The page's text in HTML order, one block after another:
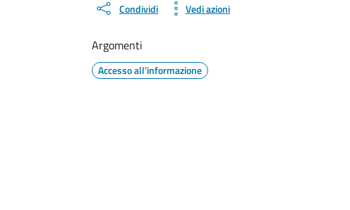
Condividi Vedi azioni
Argomenti
Accesso all'informazione